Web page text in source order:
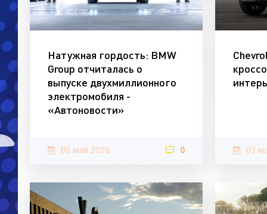
Натужная гордость: BMW
Group отчиталась о
выпуске двухмиллионного
электромобиля -
«Автоновости»
06 май 2026 0 02